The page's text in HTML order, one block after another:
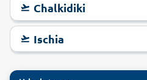
Chalkidiki
Ischia